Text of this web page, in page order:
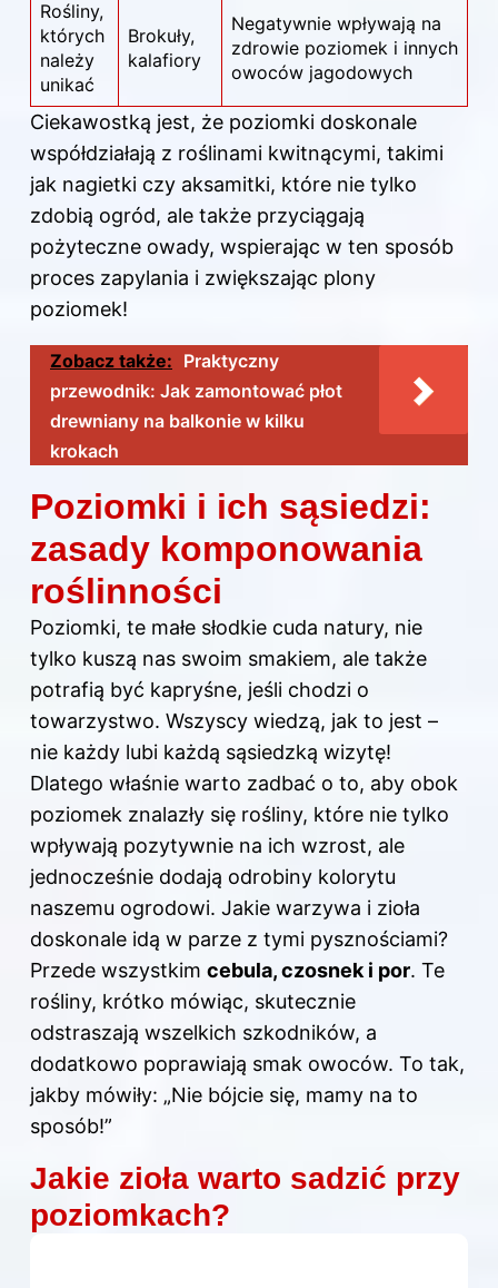
Rośliny,
których
należy
unikać
Brokuły,
kalafiory
Negatywnie wpływają na
zdrowie poziomek i innych
owoców jagodowych
Ciekawostką jest, że poziomki doskonale
współdziałają z roślinami kwitnącymi, takimi
jak nagietki czy aksamitki, które nie tylko
zdobią ogród, ale także przyciągają
pożyteczne owady, wspierając w ten sposób
proces zapylania i zwiększając plony
poziomek!
Zobacz także: Praktyczny
przewodnik: Jak zamontować płot
drewniany na balkonie w kilku
krokach
Poziomki i ich sąsiedzi:
zasady komponowania
roślinności
Poziomki, te małe słodkie cuda natury, nie
tylko kuszą nas swoim smakiem, ale także
potrafią być kapryśne, jeśli chodzi o
towarzystwo. Wszyscy wiedzą, jak to jest –
nie każdy lubi każdą sąsiedzką wizytę!
Dlatego właśnie warto zadbać o to, aby obok
poziomek znalazły się rośliny, które nie tylko
wpływają pozytywnie na ich wzrost, ale
jednocześnie dodają odrobiny kolorytu
naszemu ogrodowi. Jakie warzywa i zioła
doskonale idą w parze z tymi pysznościami?
Przede wszystkim cebula, czosnek i por. Te
rośliny, krótko mówiąc, skutecznie
odstraszają wszelkich szkodników, a
dodatkowo poprawiają smak owoców. To tak,
jakby mówiły: „Nie bójcie się, mamy na to
sposób!”
Jakie zioła warto sadzić przy
poziomkach?